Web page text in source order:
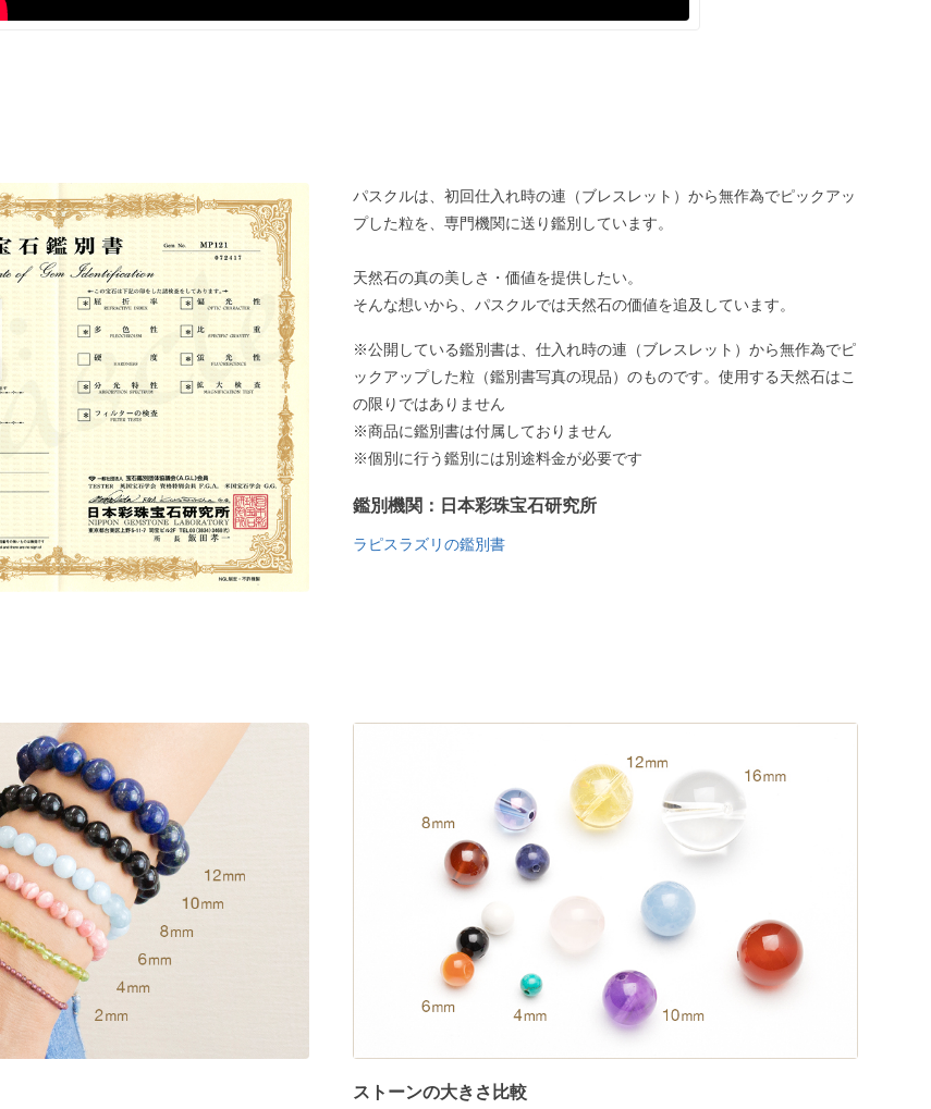
パスクルは、初回仕入れ時の連（ブレスレット）から無作為でピックアッ
プした粒を、専門機関に送り鑑別しています。
天然石の真の美しさ・価値を提供したい。
そんな想いから、パスクルでは天然石の価値を追及しています。
※公開している鑑別書は、仕入れ時の連（ブレスレット）から無作為でピ
ックアップした粒（鑑別書写真の現品）のものです。使用する天然石はこ
の限りではありません
※商品に鑑別書は付属しておりません
※個別に行う鑑別には別途料金が必要です
鑑別機関：日本彩珠宝石研究所
ラピスラズリの鑑別書
ストーンの大きさ比較